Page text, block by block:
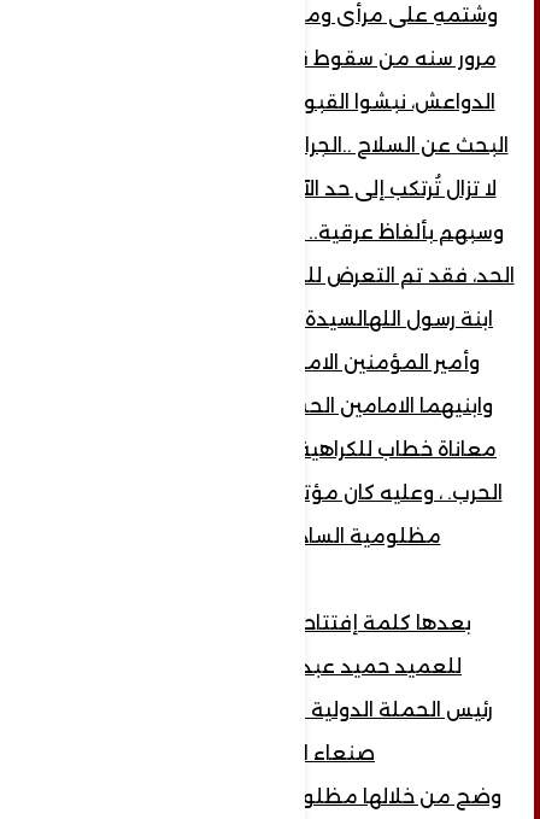
وشتمهِ على مرأى ومسمع من الجميع بعد
مرور سنه من سقوط قرية_ حدنان في أيدي
الدواعش، نبشوا القبور وإخرجوا الجثث بحجة
البحث عن السلاح ..الجرائم في حق هذه العائلة
لا تزال تُرتكب إلى حد الآن! من سرقة أراضيهم
وسبهم بألفاظ عرقية.. جرائم لم تقف عند هذا
الحد، فقد تم التعرض للمذهب ورموزه، فشتمت
ابنة رسول اللهالسيدة فاطمة عليها السلام
وأمير المؤمنين الامام علي عليه السلام
وابنيهما الامامين الحسنين عليهما السلام ،
معاناة خطاب للكراهية تعو لسنوات ما قبل
الحرب. ، وعليه كان مؤتمرنا اليوم تحت عنوان:
مظلومية السادة بيت الرميمة.
بعدها كلمة إفتتاحية لأول المشاركين.
للعميد حميد عبد القادر علي عنتر ..
رئيس الحملة الدولية لفك الحصار عن مطار
صنعاء الدولي...
وضح من خلالها مظلومية أشراف آل الرميمة